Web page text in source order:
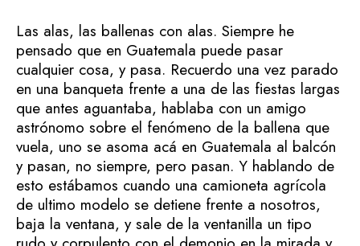
Las alas, las ballenas con alas. Siempre he
pensado que en Guatemala puede pasar
cualquier cosa, y pasa. Recuerdo una vez parado
en una banqueta frente a una de las fiestas largas
que antes aguantaba, hablaba con un amigo
astrónomo sobre el fenómeno de la ballena que
vuela, uno se asoma acá en Guatemala al balcón
y pasan, no siempre, pero pasan. Y hablando de
esto estábamos cuando una camioneta agrícola
de ultimo modelo se detiene frente a nosotros,
baja la ventana, y sale de la ventanilla un tipo